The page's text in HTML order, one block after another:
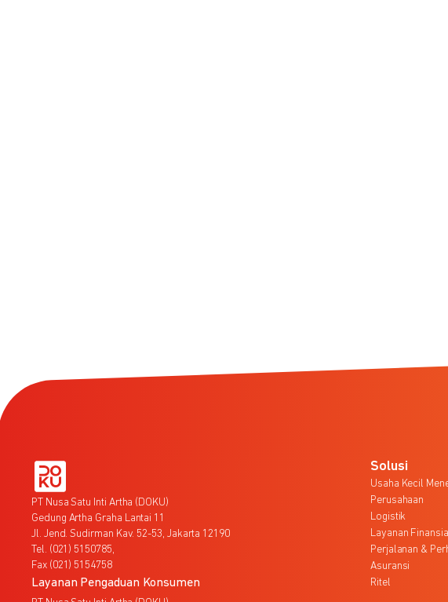
PT Nusa Satu Inti Artha (DOKU)
Gedung Artha Graha Lantai 11
Jl. Jend. Sudirman Kav. 52-53, Jakarta 12190
Tel. (021) 5150785,
Fax (021) 5154758
Layanan Pengaduan Konsumen
Solusi
Usaha Kecil
Perusahaan
Logistik
Layanan
Perjalanan &
Asuransi
Ritel